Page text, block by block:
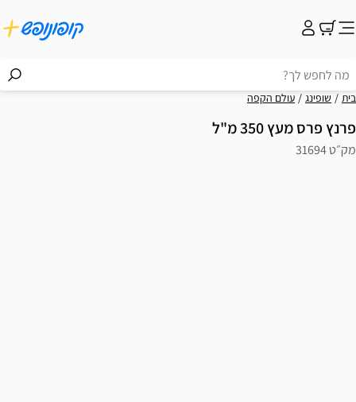
בית שופינג עולם הקפה
פרנץ פרס מעץ 350 מ"ל
מק״ט 31694